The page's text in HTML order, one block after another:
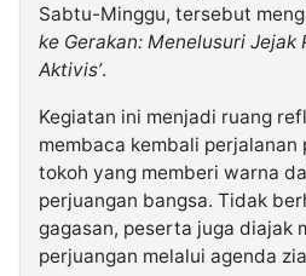
Sabtu-Minggu, tersebut
ke Gerakan: Menelusuri Jejak
Aktivis’.
Kegiatan ini menjadi ruang
membaca kembali perjalanan
tokoh yang memberi warna
perjuangan bangsa. Tidak
gagasan, peserta juga diajak
perjuangan melalui agenda